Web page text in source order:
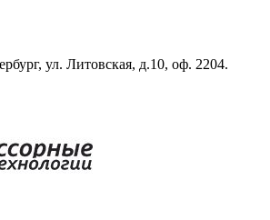
ул. Литовская, д.10, оф. 2204.